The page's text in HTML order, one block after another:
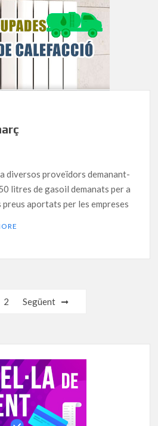
diversos proveïdors demanant-
litres de gasoil demanats per a
preus aportats per les empreses
2 Següent